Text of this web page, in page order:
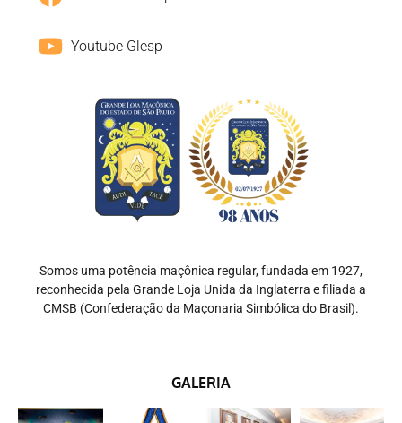
Youtube Glesp
Somos uma potência maçônica regular, fundada em 1927,
reconhecida pela Grande Loja Unida da Inglaterra e filiada a
CMSB (Confederação da Maçonaria Simbólica do Brasil).
GALERIA